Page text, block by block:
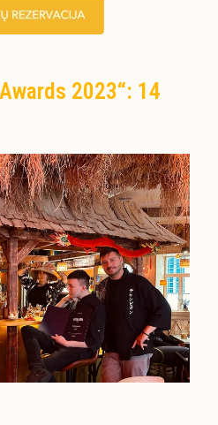
2023“: 14